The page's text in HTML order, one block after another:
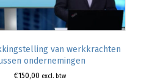
van werkkrachten
ondernemingen
€150,00 excl. btw